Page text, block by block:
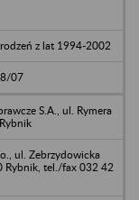
z lat 1994-2002
07
S.A., ul. Rymera
ul. Zebrzydowicka
Rybnik, tel./fax 032 42